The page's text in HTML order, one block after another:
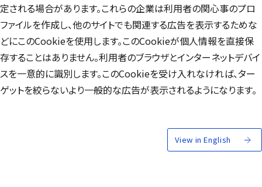
定される場合があります。これらの企業は利用者の関心事のプロ
ファイルを作成し、他のサイトでも関連する広告を表示するためな
どにこのCookieを使用します。このCookieが個人情報を直接保
存することはありません。利用者のブラウザとインターネットデバイ
スを一意的に識別します。このCookieを受け入れなければ、ター
ゲットを絞らないより一般的な広告が表示されるようになります。
View in English